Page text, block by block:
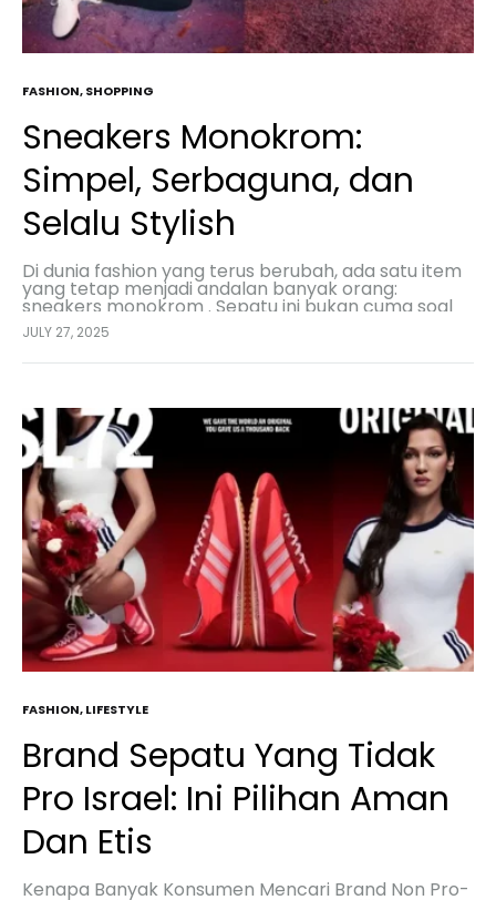
FASHION,SHOPPING
Sneakers Monokrom:
Simpel, Serbaguna, dan
Selalu Stylish
Di dunia fashion yang terus berubah, ada satu item
yang tetap menjadi andalan banyak orang:
sneakers monokrom . Sepatu ini bukan cuma soal
gaya, tapi juga kenyamanan dan kepraktisan buat…
JULY 27, 2025
FASHION,LIFESTYLE
Brand Sepatu Yang Tidak
Pro Israel: Ini Pilihan Aman
Dan Etis
Kenapa Banyak Konsumen Mencari Brand Non Pro-